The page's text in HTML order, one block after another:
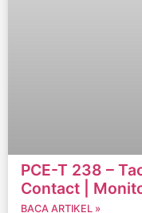
PCE-T 238 –
Contact |
BACA ARTIKEL »